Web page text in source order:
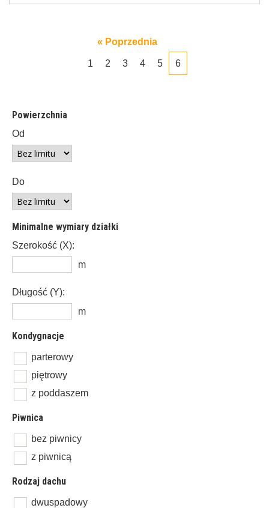
Powierzchnia
Od
Do
Minimalne wymiary działki
Szerokość (X):
m
Długość (Y):
m
Kondygnacje
parterowy
piętrowy
z poddaszem
Piwnica
bez piwnicy
z piwnicą
Rodzaj dachu
dwuspadowy
« Poprzednia
1 2 3 4 5 6